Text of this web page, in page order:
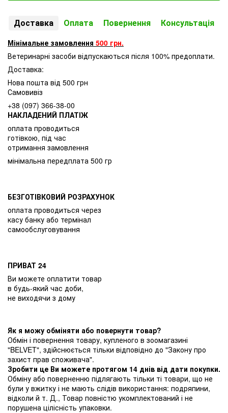
Доставка Оплата Повернення Консультація
Мінімальне замовлення 500 грн.
Ветеринарні засоби відпускаються після 100% предоплати.
Доставка:
Нова пошта від 500 грн
Самовивіз
+38 (097) 366-38-00
НАКЛАДЕНИЙ ПЛАТІЖ
оплата проводиться
готівкою, під час
отримання замовлення
мінімальна передплата 500 гр
БЕЗГОТІВКОВИЙ РОЗРАХУНОК
оплата проводиться через
касу банку або термінал
самообслуговування
ПРИВАТ 24
Ви можете оплатити товар
в будь-який час доби,
не виходячи з дому
Як я можу обміняти або повернути товар?
Обмін і повернення товару, купленого в зоомагазині
"BELVET", здійснюється тільки відповідно до "Закону про
захист прав споживача".
Зробити це Ви можете протягом 14 днів від дати покупки.
Обміну або поверненню підлягають тільки ті товари, що не
були у вжитку і не мають слідів використання: подряпини,
відколи й т. Д., Товар повністю укомплектований і не
порушена цілісність упаковки.